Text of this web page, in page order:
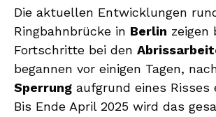
Die aktuellen Entwicklungen
Ringbahnbrücke in Berlin zeigen
Fortschritte bei den
begannen vor einigen Tagen,
Sperrung aufgrund eines Risses
Bis Ende April 2025 wird das